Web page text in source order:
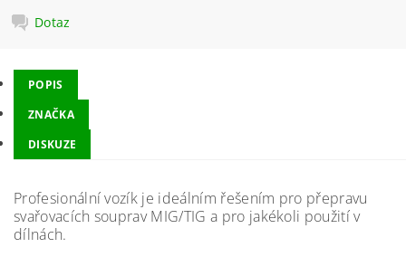
Dotaz
POPIS
ZNAČKA
DISKUZE
Profesionální vozík je ideálním řešením pro přepravu
svařovacích souprav MIG/TIG a pro jakékoli použití v
dílnách.